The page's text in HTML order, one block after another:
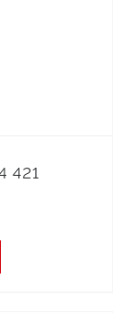
421